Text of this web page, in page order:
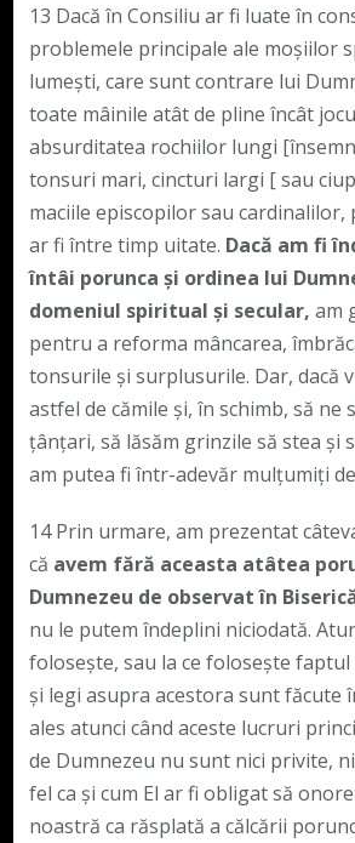
13 Dacă în Consiliu ar fi luate în
problemele principale ale moșiilor
lumești, care sunt contrare lui
toate mâinile atât de pline încât
absurditatea rochiilor lungi
tonsuri mari, cincturi largi [ sau
maciile episcopilor sau cardinalilor,
ar fi între timp uitate. Dacă am fi
întâi porunca și ordinea lui
domeniul spiritual și secular, am
pentru a reforma mâncarea,
tonsurile și surplusurile. Dar, dacă
astfel de cămile și, în schimb, să ne
țânțari, să lăsăm grinzile să stea și
am putea fi într-adevăr mulțumiți
14 Prin urmare, am prezentat
că avem fără aceasta atâtea
Dumnezeu de observat în
nu le putem îndeplini niciodată.
folosește, sau la ce folosește faptul
și legi asupra acestora sunt făcute
ales atunci când aceste lucruri
de Dumnezeu nu sunt nici privite,
fel ca și cum El ar fi obligat să
noastră ca răsplată a călcării